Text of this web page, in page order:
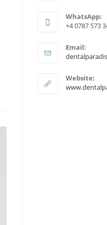
WhatsApp:
+4 0787 573
Email:
Website: